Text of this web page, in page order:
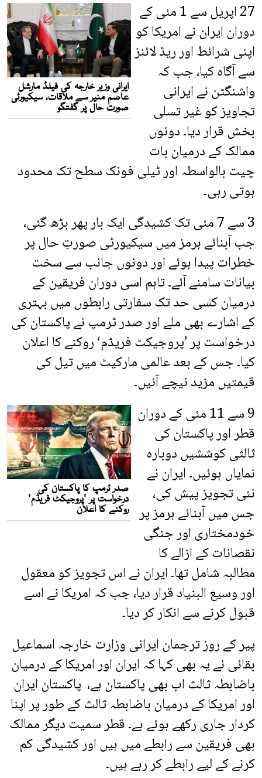
27 اپریل سے 1 مئی کے
دوران ایران نے امریکا کو
اپنی شرائط اور ریڈ لائنز
سے آگاہ کیا، جب کہ
واشنگٹن نے ایرانی
تجاویز کو غیر تسلی
بخش قرار دیا۔ دونوں
ممالک کے درمیان بات
چیت بالواسطہ اور ٹیلی فونک سطح تک محدود
ہوتی رہی۔
3 سے 7 مئی تک کشیدگی ایک بار پھر بڑھ گئی،
جب آبنائے ہرمز میں سیکیورٹی صورتِ حال پر
خطرات پیدا ہوئے اور دونوں جانب سے سخت
بیانات سامنے آئے۔ تاہم اسی دوران فریقین کے
درمیان کسی حد تک سفارتی رابطوں میں بہتری
کے اشارے بھی ملے اور صدر ٹرمپ نے پاکستان کی
درخواست پر ’پروجیکٹ فریڈم‘ روکنے کا اعلان
کیا۔ جس کے بعد عالمی مارکیٹ میں تیل کی
قیمتیں مزید نیچے آئیں۔
9 سے 11 مئی کے دوران
قطر اور پاکستان کی
ثالثی کوششیں دوبارہ
نمایاں ہوئیں۔ ایران نے
نئی تجویز پیش کی،
جس میں آبنائے ہرمز پر
خودمختاری اور جنگی
نقصانات کے ازالے کا
مطالبہ شامل تھا۔ ایران نے اس تجویز کو معقول
اور وسیع البنیاد قرار دیا، جب کہ امریکا نے اسے
قبول کرنے سے انکار کر دیا۔
پیر کے روز ترجمان ایرانی وزارت خارجہ اسماعیل
بقائی نے یہ بھی کہا کہ ایران اور امریکا کے درمیان
باضابطہ ثالث اب بھی پاکستان ہے، پاکستان ایران
اور امریکا کے درمیان باضابطہ ثالث کے طور پر اپنا
کردار جاری رکھے ہوئے ہے۔ قطر سمیت دیگر ممالک
بھی فریقین سے رابطے میں ہیں اور کشیدگی کم
کرنے کے لیے رابطے کر رہے ہیں۔